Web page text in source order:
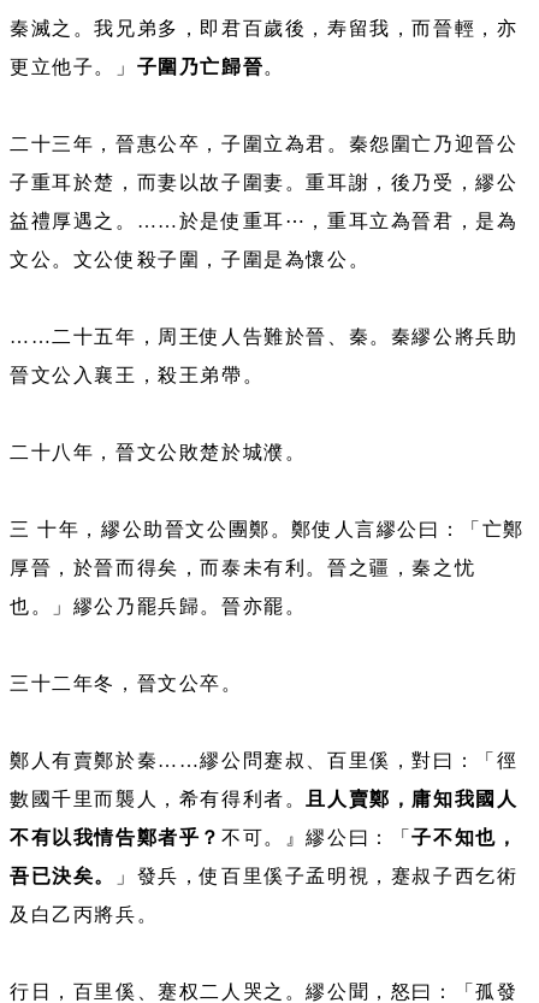
秦滅之。我兄弟多，即君百歲後，寿留我，而晉輕，亦
更立他子。」 子圍乃亡歸晉。
二十三年，晉惠公卒，子圍立為君。秦怨圍亡乃迎晉公
子重耳於楚，而妻以故子圍妻。重耳謝，後乃受，繆公
益禮厚遇之。……於是使重耳⋯，重耳立為晉君，是為
文公。文公使殺子圍，子圍是為懷公。
……二十五年，周王使人告難於晉、秦。秦繆公將兵助
晉文公入襄王，殺王弟帶。
二十八年，晉文公敗楚於城濮。
三 十年，繆公助晉文公團鄭。鄭使人言繆公曰：「亡鄭
厚晉，於晉而得矣，而泰未有利。晉之疆，秦之忧
也。」繆公乃罷兵歸。晉亦罷。
三十二年冬，晉文公卒。
鄭人有賣鄭於秦……繆公問蹇叔、百里傒，對曰：「徑
數國千里而襲人，希有得利者。
且人賣鄭，庸知我國人
不有以我情告鄭者乎？不可。』繆公曰：「子不知也，
吾已決矣。
」發兵，使百里傒子孟明視，蹇叔子西乞術
及白乙丙將兵。
行日，百里傒、蹇权二人哭之。繆公聞，怒曰：「孤發